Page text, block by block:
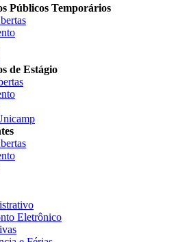
Públicos Temporários
de Estágio
Eletrônico